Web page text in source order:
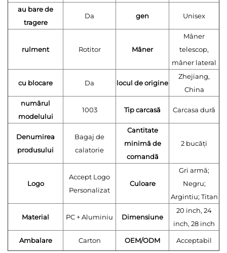
au bare de
tragere
Da gen Unisex
rulment Rotitor Mâner
Mâner
telescop,
mâner lateral
cu blocare Da locul de origine
Zhejiang,
China
numărul
modelului
1003 Tip carcasă Carcasa dură
Denumirea
produsului
Bagaj de
calatorie
Cantitate
minimă de
comandă
2 bucăţi
Logo
Accept Logo
Personalizat
Culoare
Gri armă;
Negru;
Argintiu; Titan
Material PC + Aluminiu Dimensiune
20 inch, 24
inch, 28 inch
Ambalare Carton OEM/ODM Acceptabil